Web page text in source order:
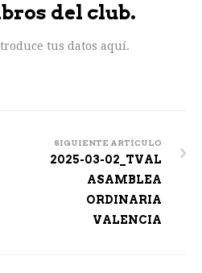
del club.
tus datos aquí.
SIGUIENTE ARTÍCULO
2025-03-02_TVAL
ASAMBLEA
ORDINARIA
VALENCIA